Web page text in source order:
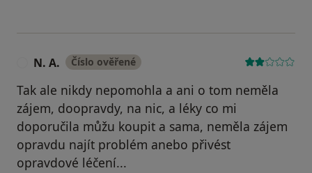
N. A. Číslo ověřené
Tak ale nikdy nepomohla a ani o tom neměla
zájem, doopravdy, na nic, a léky co mi
doporučila můžu koupit a sama, neměla zájem
opravdu najít problém anebo přivést
opravdové léčení...